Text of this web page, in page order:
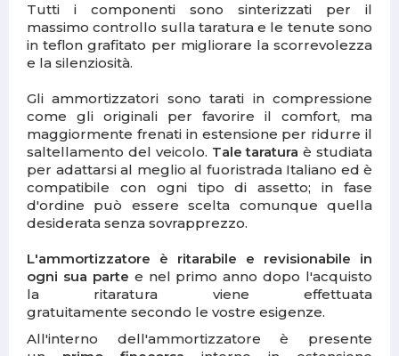
Tutti i componenti sono sinterizzati per il
massimo controllo sulla taratura e le tenute sono
in teflon grafitato per migliorare la scorrevolezza
e la silenziosità.
Gli ammortizzatori sono tarati in compressione
come gli originali per favorire il comfort, ma
maggiormente frenati in estensione per ridurre il
saltellamento del veicolo. Tale taratura è studiata
per adattarsi al meglio al fuoristrada Italiano ed è
compatibile con ogni tipo di assetto; in fase
d'ordine può essere scelta comunque quella
desiderata senza sovrapprezzo.
L'ammortizzatore è ritarabile e revisionabile in
ogni sua parte e nel primo anno dopo l'acquisto
la ritaratura viene effettuata
gratuitamente secondo le vostre esigenze.
All'interno dell'ammortizzatore è presente